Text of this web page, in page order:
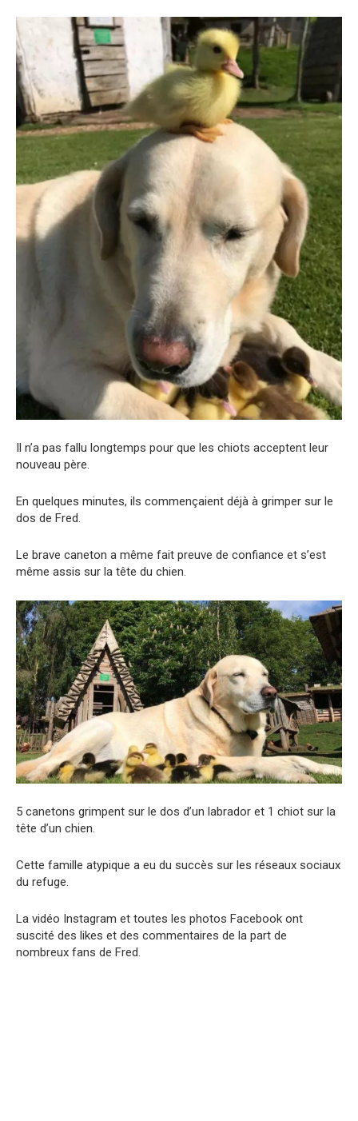
Il n’a pas fallu longtemps pour que les chiots acceptent leur
nouveau père.
En quelques minutes, ils commençaient déjà à grimper sur le
dos de Fred.
Le brave caneton a même fait preuve de confiance et s’est
même assis sur la tête du chien.
5 canetons grimpent sur le dos d’un labrador et 1 chiot sur la
tête d’un chien.
Cette famille atypique a eu du succès sur les réseaux sociaux
du refuge.
La vidéo Instagram et toutes les photos Facebook ont ​​
suscité des likes et des commentaires de la part de
nombreux fans de Fred.